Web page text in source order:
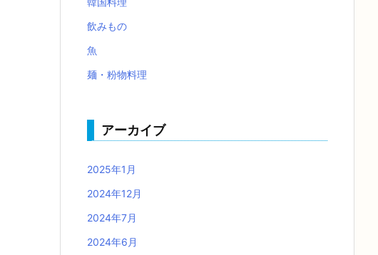
飲みもの
魚
麺・粉物料理
アーカイブ
2025年1月
2024年12月
2024年7月
2024年6月